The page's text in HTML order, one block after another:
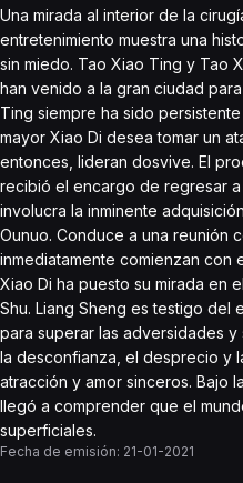
Una mirada al interior de la
entretenimiento muestra una
sin miedo. Tao Xiao Ting y Tao
han venido a la gran ciudad
Ting siempre ha sido
mayor Xiao Di desea tomar un
entonces, lideran dosvive. El
recibió el encargo de regresar
involucra la inminente
Ounuo. Conduce a una reunión
inmediatamente comienzan con
Xiao Di ha puesto su mirada en
Shu. Liang Sheng es testigo del
para superar las adversidades
la desconfianza, el desprecio y
atracción y amor sinceros. Bajo
llegó a comprender que el
superficiales.
Fecha de emisión: 21-01-2021